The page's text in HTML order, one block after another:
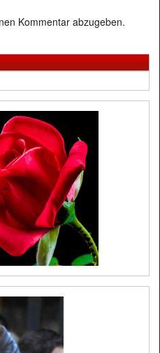
Kommentar abzugeben.